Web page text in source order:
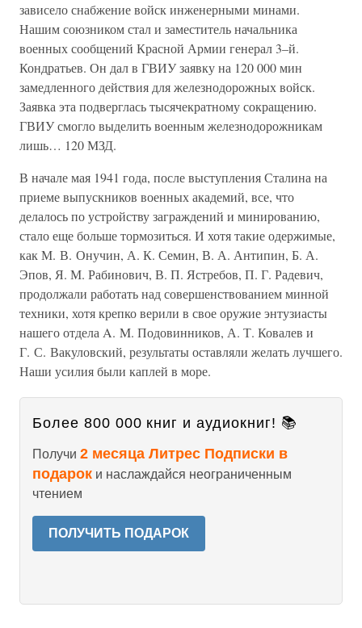
зависело снабжение войск инженерными минами.
Нашим союзником стал и заместитель начальника
военных сообщений Красной Армии генерал 3–й.
Кондратьев. Он дал в ГВИУ заявку на 120 000 мин
замедленного действия для железнодорожных войск.
Заявка эта подверглась тысячекратному сокращению.
ГВИУ смогло выделить военным железнодорожникам
лишь… 120 МЗД.
В начале мая 1941 года, после выступления Сталина на
приеме выпускников военных академий, все, что
делалось по устройству заграждений и минированию,
стало еще больше тормозиться. И хотя такие одержимые,
как М. В. Онучин, А. К. Семин, В. А. Антипин, Б. А.
Эпов, Я. М. Рабинович, В. П. Ястребов, П. Г. Радевич,
продолжали работать над совершенствованием минной
техники, хотя крепко верили в свое оружие энтузиасты
нашего отдела A. M. Подовинников, А. Т. Ковалев и
Г. С. Вакуловский, результаты оставляли желать лучшего.
Наши усилия были каплей в море.
Более 800 000 книг и аудиокниг! 📚
Получи 2 месяца Литрес Подписки в
подарок и наслаждайся неограниченным
чтением
ПОЛУЧИТЬ ПОДАРОК